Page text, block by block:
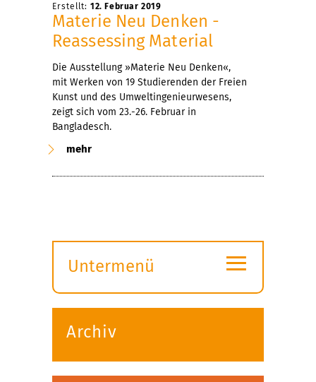
Erstellt: 12. Februar 2019
Materie Neu Denken -
Reassessing Material
Die Ausstellung »Materie Neu Denken«,
mit Werken von 19 Studierenden der Freien
Kunst und des Umweltingenieurwesens,
zeigt sich vom 23.-26. Februar in
Bangladesch.
mehr
Untermenü
öffnen
≡
Archiv